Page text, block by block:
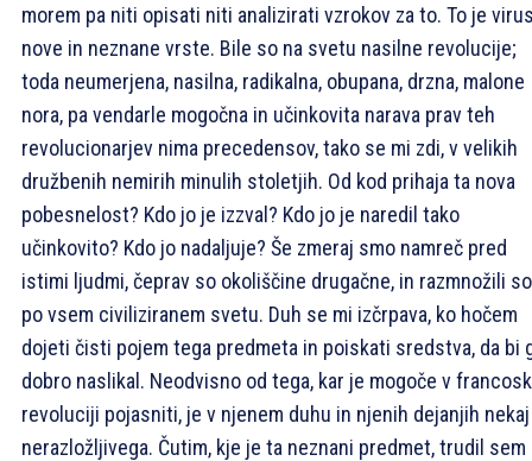
morem pa niti opisati niti analizirati vzrokov za to. To je
nove in neznane vrste. Bile so na svetu nasilne revolucije;
toda neumerjena, nasilna, radikalna, obupana, drzna, malone
nora, pa vendarle mogočna in učinkovita narava prav teh
revolucionarjev nima precedensov, tako se mi zdi, v velikih
družbenih nemirih minulih stoletjih. Od kod prihaja ta nova
pobesnelost? Kdo jo je izzval? Kdo jo je naredil tako
učinkovito? Kdo jo nadaljuje? Še zmeraj smo namreč pred
istimi ljudmi, čeprav so okoliščine drugačne, in razmnožili
po vsem civiliziranem svetu. Duh se mi izčrpava, ko hočem
dojeti čisti pojem tega predmeta in poiskati sredstva, da bi
dobro naslikal. Neodvisno od tega, kar je mogoče v
revoluciji pojasniti, je v njenem duhu in njenih dejanjih nekaj
nerazložljivega. Čutim, kje je ta neznani predmet, trudil sem